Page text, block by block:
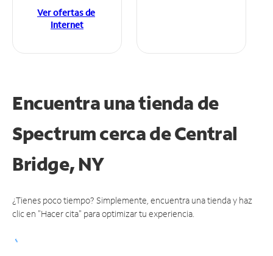
Ver ofertas de
Internet
Encuentra una tienda de
Spectrumcerca de Central
Bridge, NY
¿Tienes poco tiempo? Simplemente, encuentra una tienda y haz
clic en "Hacer cita" para optimizar tu experiencia.